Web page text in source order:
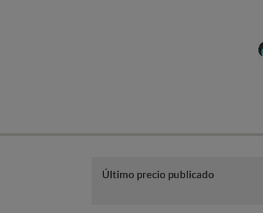
Último precio publicado